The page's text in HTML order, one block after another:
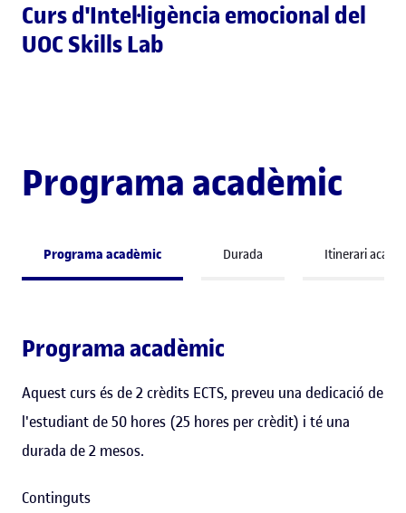
Curs d'Intel·ligència emocional del
UOC Skills Lab
Programa acadèmic
Programa acadèmic Durada Itinerari
Programa acadèmic
Aquest curs és de 2 crèdits ECTS, preveu una dedicació de
l'estudiant de 50 hores (25 hores per crèdit) i té una
durada de 2 mesos.
Continguts